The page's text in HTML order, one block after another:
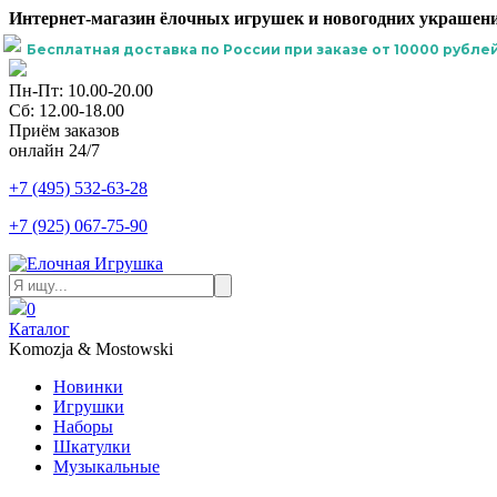
Интернет-магазин ёлочных игрушек и новогодних
Бесплатная доставка по России при заказе от 10000
Пн-Пт: 10.00-20.00
Сб: 12.00-18.00
Приём заказов
онлайн 24/7
+7 (495) 532-63-28
+7 (925) 067-75-90
0
Каталог
Komozja & Mostowski
Новинки
Игрушки
Наборы
Шкатулки
Музыкальные